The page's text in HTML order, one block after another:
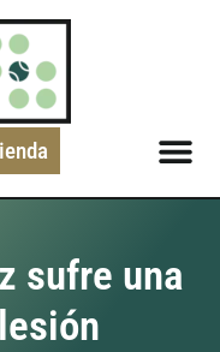
sufre una